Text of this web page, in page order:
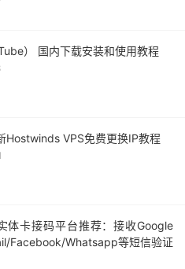
） 国内下载安装和使用教程
Hostwinds VPS免费更换IP教程
体卡接码平台推荐：接收Google
Facebook/Whatsapp等短信验证